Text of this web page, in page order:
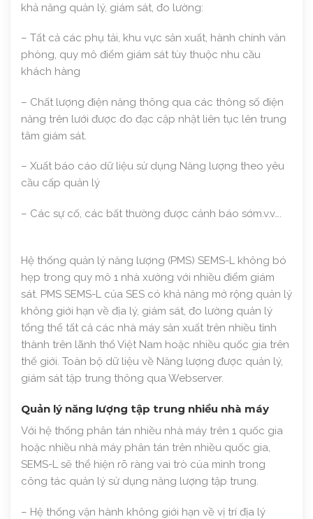
khả năng quản lý, giám sát, đo lường:
– Tất cả các phụ tải, khu vực sản xuất, hành chính văn
phòng, quy mô điểm giám sát tùy thuộc nhu cầu
khách hàng
– Chất lượng điện năng thông qua các thông số điện
năng trên lưới được đo đạc cập nhật liên tục lên trung
tâm giám sát.
– Xuất báo cáo dữ liệu sử dụng Năng lượng theo yêu
cầu cấp quản lý
– Các sự cố, các bất thường được cảnh báo sớm.v.v….
Hệ thống quản lý năng lượng (PMS) SEMS-L không bó
hẹp trong quy mô 1 nhà xưởng với nhiều điểm giám
sát. PMS SEMS-L của SES có khả năng mở rộng quản lý
không giới hạn về địa lý, giám sát, đo lường quản lý
tổng thể tất cả các nhà máy sản xuất trên nhiều tỉnh
thành trên lãnh thổ Việt Nam hoặc nhiều quốc gia trên
thế giới. Toàn bộ dữ liệu về Năng lượng được quản lý,
giám sát tập trung thông qua Webserver.
Quản lý năng lượng tập trung nhiều nhà máy
Với hệ thống phân tán nhiều nhà máy trên 1 quốc gia
hoặc nhiều nhà máy phân tán trên nhiều quốc gia,
SEMS-L sẽ thể hiện rõ ràng vai trò của mình trong
công tác quản lý sử dụng năng lượng tập trung.
– Hệ thống vận hành không giới hạn về vị trí địa lý